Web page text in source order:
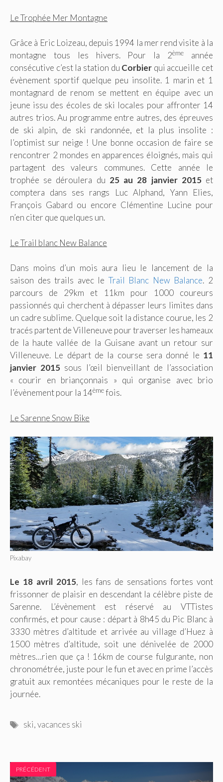
Le Trophée Mer Montagne
Grâce à Eric Loizeau, depuis 1994 la mer rend visite à la
montagne tous les hivers. Pour la 2ème
année
consécutive c’est la station du Corbier qui accueille cet
évènement sportif quelque peu insolite. 1 marin et 1
montagnard de renom se mettent en équipe avec un
jeune issu des écoles de ski locales pour affronter 14
autres trios. Au programme entre autres, des épreuves
de ski alpin, de ski randonnée, et la plus insolite :
l’optimist sur neige ! Une bonne occasion de faire se
rencontrer 2 mondes en apparences éloignés, mais qui
partagent des valeurs communes. Cette année le
trophée se déroulera du 25 au 28 janvier 2015et
comptera dans ses rangs Luc Alphand, Yann Elies,
François Gabard ou encore Clémentine Lucine pour
n’en citer que quelques un.
Le Trail blanc New Balance
Dans moins d’un mois aura lieu le lancement de la
saison des trails avec leTrail Blanc New Balance. 2
parcours de 29km et 11km pour 1000 coureurs
passionnés qui cherchent à dépasser leurs limites dans
un cadre sublime. Quelque soit la distance courue, les 2
tracés partent de Villeneuve pour traverser les hameaux
de la haute vallée de la Guisane avant un retour sur
Villeneuve. Le départ de la course sera donné le 11
janvier 2015 sous l’œil bienveillant de l’association
« courir en briançonnais » qui organise avec brio
l’évènement pour la 14èmefois.
Le Sarenne Snow Bike
Pixabay
Le 18 avril 2015, les fans de sensations fortes vont
frissonner de plaisir en descendant la célèbre piste de
Sarenne. L’évènement est réservé au VTTistes
confirmés, et pour cause : départ à 8h45 du Pic Blanc à
3330 mètres d’altitude et arrivée au village d’Huez à
1500 mètres d’altitude, soit une dénivelée de 2000
mètres…rien que ça ! 16km de course fulgurante, non
chronométrée, juste pour le fun et avec en prime l’accès
gratuit aux remontées mécaniques pour le reste de la
journée.
Étiquettes
ski,vacances ski
PRÉCÉDENT